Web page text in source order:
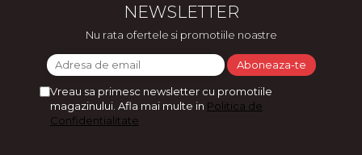
NEWSLETTER
Nu rata ofertele si promotiile noastre
Vreau sa primesc newsletter cu promotiile
magazinului. Afla mai multe in Politica de
Confidentialitate